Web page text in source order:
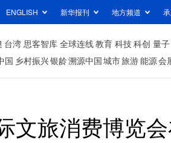
ENGLISH 新华报刊 地方频道
台湾 思客智库 全球连线教育 科技科创 量子
国 乡村振兴银龄溯源中国城市旅游能源会
文旅消费博览